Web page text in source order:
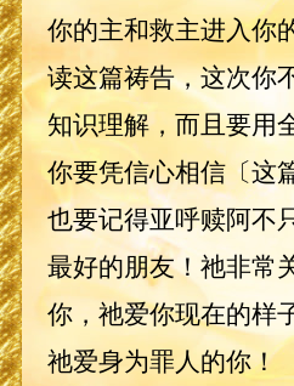
你的主和救主进入你
读这篇祷告，这次你
知识理解，而且要用
你要凭信心相信〔这
也要记得亚呼赎阿不
最好的朋友！祂非常
你，祂爱你现在的样
祂爱身为罪人的你！